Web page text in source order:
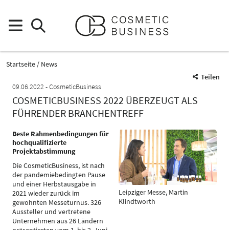
Startseite
News
Teilen
09.06.2022
CosmeticBusiness
COSMETICBUSINESS 2022 ÜBERZEUGT ALS
FÜHRENDER BRANCHENTREFF
Beste Rahmenbedingungen für
hochqualifizierte
Projektabstimmung
Die CosmeticBusiness, ist nach
der pandemiebedingten Pause
und einer Herbstausgabe in
2021 wieder zurück im
gewohnten Messeturnus. 326
Aussteller und vertretene
Unternehmen aus 26 Ländern
Leipziger Messe, Martin
Klindtworth